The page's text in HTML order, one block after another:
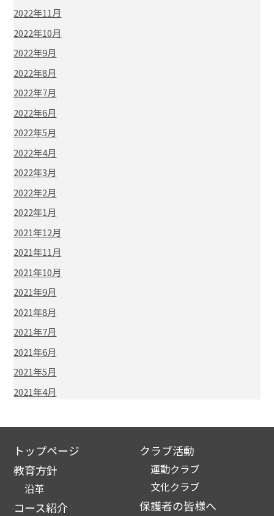
2022年11月
2022年10月
2022年9月
2022年8月
2022年7月
2022年6月
2022年5月
2022年4月
2022年3月
2022年2月
2022年1月
2021年12月
2021年11月
2021年10月
2021年9月
2021年8月
2021年7月
2021年6月
2021年5月
2021年4月
トップページ
教育方針
沿革
コース紹介
クラブ活動
運動クラブ
文化クラブ
保護者の皆様へ